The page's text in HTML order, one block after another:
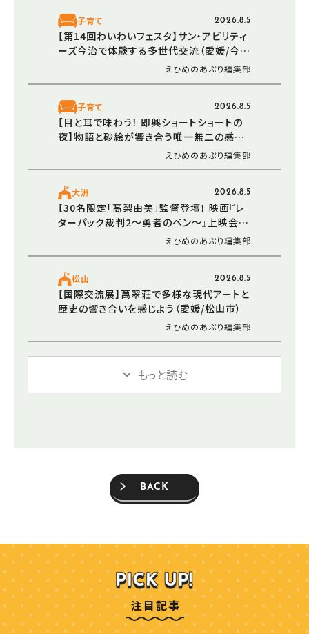
子育て 2026.8.5
【第14回わいわいフェスタ】サン・アビリティ
ーズ今治で体験する多世代交流（愛媛/今治
えひめのあぷり編集部
子育て 2026.8.5
【目と耳で味わう！ 即興ショートショートの
夜】物語と砂絵が響き合う唯一無二の感動
えひめのあぷり編集部
大洲 2026.8.5
【30名限定「髙梨由美」監督登壇！ 映画『レ
ターパック裁判2～勇者のペン～』上映会＆
トークショー in 大洲】監督参加の懇親会も
えひめのあぷり編集部
松山 2026.8.5
【国際交流展】萬翠荘で多様な現代アートと
歴史の響き合いを感じよう（愛媛/松山市）
えひめのあぷり編集部
もっと読む
BACK
注目記事